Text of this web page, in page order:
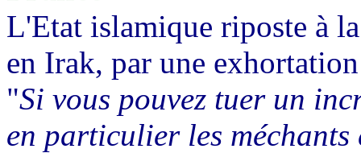
L'Etat islamique riposte à
en Irak, par une
"Si vous pouvez tuer un
en particulier les